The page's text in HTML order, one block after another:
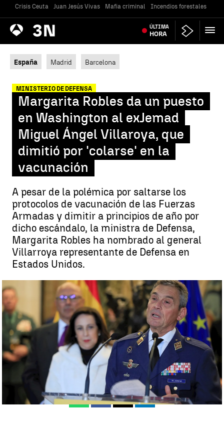
Crisis Ceuta Juan Jesús Vivas Mafia criminal Incendios forestales
Antena
3 Noticias ÚLTIMA
HORA
España Madrid Barcelona
MINISTERIO DE DEFENSA
Margarita Robles da un puesto
en Washington al exJemad
Miguel Ángel Villaroya, que
dimitió por 'colarse' en la
vacunación
A pesar de la polémica por saltarse los
protocolos de vacunación de las Fuerzas
Armadas y dimitir a principios de año por
dicho escándalo, la ministra de Defensa,
Margarita Robles ha nombrado al general
Villarroya representante de Defensa en
Estados Unidos.
Margarita Robles da un puesto en Washington al exJemad Miguel
Ángel Villaroya, que dimitió por 'colarse' en la vacunación | EFE
Antena 3 Noticias
Publicado:
16 de marzo de 2021, 15:28
WhatsappFacebook
X Linkedin